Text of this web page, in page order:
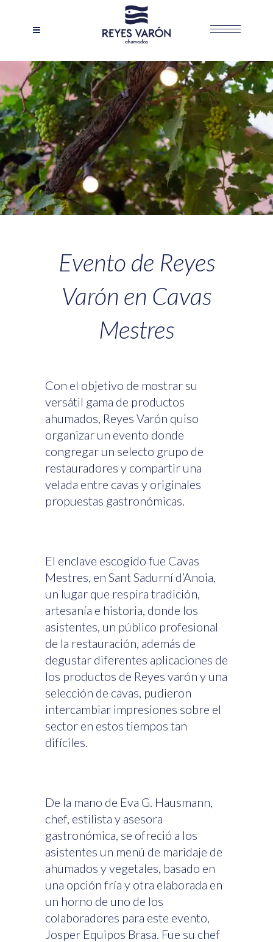
Evento de Reyes
Varón en Cavas
Mestres
Con el objetivo de mostrar su
versátil gama de productos
ahumados, Reyes Varón quiso
organizar un evento donde
congregar un selecto grupo de
restauradores y compartir una
velada entre cavas y originales
propuestas gastronómicas.
El enclave escogido fue Cavas
Mestres, en Sant Sadurní d’Anoia,
un lugar que respira tradición,
artesanía e historia, donde los
asistentes, un público profesional
de la restauración, además de
degustar diferentes aplicaciones de
los productos de Reyes varón y una
selección de cavas, pudieron
intercambiar impresiones sobre el
sector en estos tiempos tan
difíciles.
De la mano de Eva G. Hausmann,
chef, estilista y asesora
gastronómica, se ofreció a los
asistentes un menú de maridaje de
ahumados y vegetales, basado en
una opción fría y otra elaborada en
un horno de uno de los
colaboradores para este evento,
Josper Equipos Brasa. Fue su chef